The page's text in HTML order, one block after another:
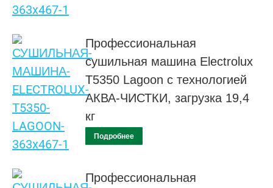
Профессиональная
сушильная машина Electrolux
T5350 Lagoon с технологией
АКВА-ЧИСТКИ, загрузка 19,4
кг
Подробнее
Профессиональная